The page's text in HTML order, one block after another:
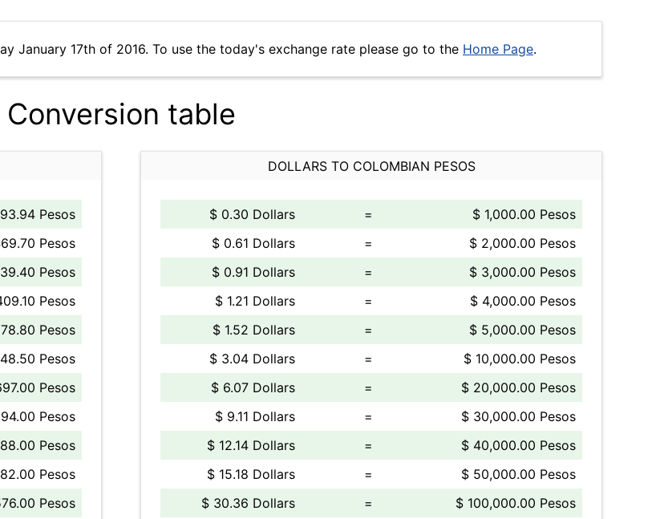
January 17th of 2016. To use the today's exchange rate please go to the Home Page.
Conversion table
Pesos
Pesos
Pesos
Pesos
Pesos
Pesos
Pesos
Pesos
Pesos
Pesos
Pesos
DOLLARS TO COLOMBIAN PESOS
$ 0.30 Dollars =
$ 1,000.00 Pesos
$ 0.61 Dollars
=
$ 2,000.00 Pesos
$ 0.91 Dollars
=
$ 3,000.00 Pesos
$ 1.21 Dollars
=
$ 4,000.00 Pesos
$ 1.52 Dollars
=
$ 5,000.00 Pesos
$ 3.04 Dollars
=
$ 10,000.00 Pesos
$ 6.07 Dollars
=
$ 20,000.00 Pesos
$ 9.11 Dollars
=
$ 30,000.00 Pesos
$ 12.14 Dollars
=
$ 40,000.00 Pesos
$ 15.18 Dollars
=
$ 50,000.00 Pesos
$ 30.36 Dollars
= $ 100,000.00 Pesos